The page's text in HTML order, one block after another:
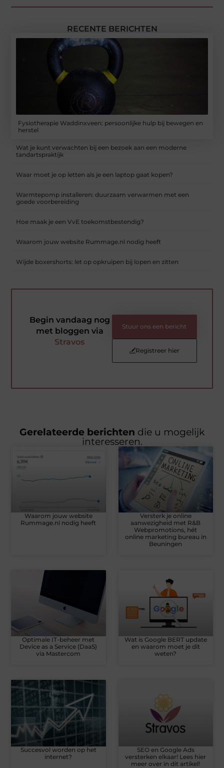
RECENTE BERICHTEN
Fysiotherapie Waddinxveen: persoonlijke hulp bij bewegen en
herstel
Wat je kunt verwachten bij een bezoek aan een moderne
tandartspraktijk
Waar moet je op letten als je een laptop gaat kopen?
Warmtepomp installeren: duurzaam verwarmen met een
goede voorbereiding
Hoe maak je een VvE toekomstbestendig?
Waarom jouw website Rummage.nl nodig heeft
Wijde boxershorts: let op opkruipen bij lopen en zitten
Begin vandaag nog
met bloggen via
Stravos
Stuur ons een bericht
Registreer hier
Gerelateerde berichten die u mogelijk
interesseren.
Waarom jouw website
Rummage.nl nodig heeft
Versterk je online
aanwezigheid met R&B
Webpromotions, hét
online marketing bureau in
Beuningen
Optimale IT-beheer met
Device as a Service (DaaS)
via Mastercom
Wat is Google BERT update
en waarom moet je dit
weten?
Succesvol worden op het
internet?
SEO en Google Ads
versterken elkaar! Lees hier
meer over in dit artikel!